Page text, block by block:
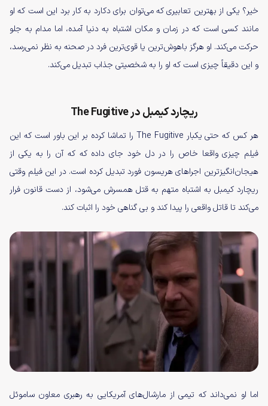
خیر؟ یکی از بهترین تعابیری که می‌توان برای دکارد به کار برد این است که او
مانند کسی است که در زمان و مکان اشتباه به دنیا آمده، اما مدام به جلو
حرکت می‌کند. او هرگز باهوش‌ترین یا قوی‌ترین فرد در صحنه به نظر نمی‌رسد،
و این دقیقاً چیزی است که او را به شخصیتی جذاب تبدیل می‌کند.
ریچارد کیمبل در The Fugitive
هر کس که حتی یکبار The Fugitive را تماشا کرده بر این باور است که این
فیلم چیزی واقعا خاص را در دل خود جای داده که که آن را به یکی از
هیجان‌انگیزترین اجراهای هریسون فورد تبدیل کرده است. در این فیلم وقتی
ریچارد کیمبل به اشتباه متهم به قتل همسرش می‌شود، از دست قانون فرار
می‌کند تا قاتل واقعی را پیدا کند و بی گناهی خود را اثبات کند.
اما او نمی‌داند که تیمی از مارشال‌های آمریکایی به رهبری معاون ساموئل